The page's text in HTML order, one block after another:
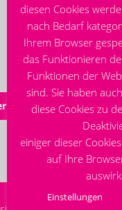
diesen Cookies
nach Bedarf
Ihrem Browser
das Funktionieren
Funktionen der
sind. Sie haben
diese Cookies zu
einiger dieser
auf Ihre
Einstellungen